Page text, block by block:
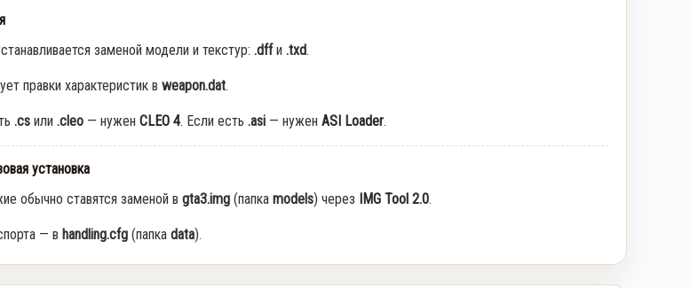
заменой модели и текстур: .dffи .txd.
правки характеристик в weapon.dat.
.csили .cleo— нужен CLEO 4. Если есть .asi— нужен ASI Loader.
установка
обычно ставятся заменой в gta3.img(папка models) через IMG Tool 2.0.
— в handling.cfg(папка data).